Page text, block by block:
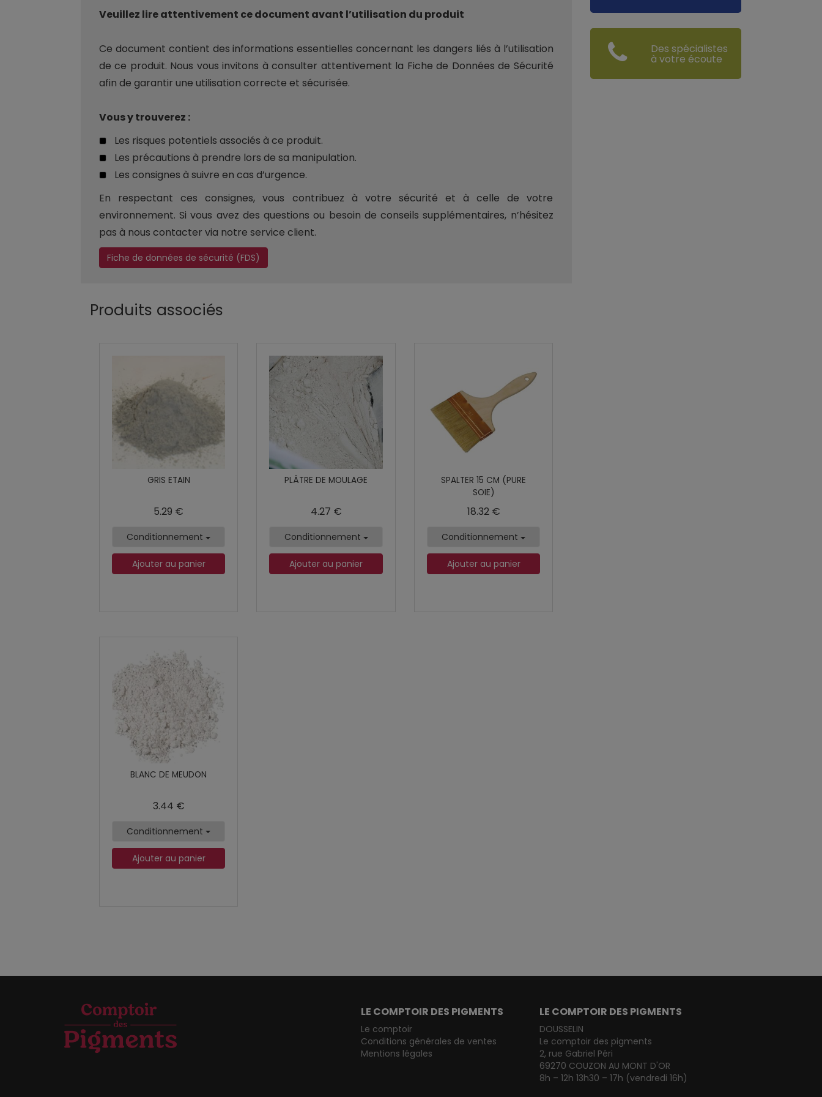
Veuillez lire attentivement ce document avant l’utilisation du produit
Ce document contient des informations essentielles concernant les dangers liés à l’utilisation
de ce produit. Nous vous invitons à consulter attentivement la Fiche de Données de Sécurité
afin de garantir une utilisation correcte et sécurisée.
Vous y trouverez :
Les risques potentiels associés à ce produit.
Les précautions à prendre lors de sa manipulation.
Les consignes à suivre en cas d’urgence.
En respectant ces consignes, vous contribuez à votre sécurité et à celle de votre
environnement. Si vous avez des questions ou besoin de conseils supplémentaires, n’hésitez
pas à nous contacter via notre service client.
Fiche de données de sécurité (FDS)
Produits associés
GRIS ETAIN
5.29 €
Conditionnement
Ajouter au panier
PLÂTRE DE MOULAGE
4.27 €
Conditionnement
Ajouter au panier
SPALTER 15 CM (PURE
SOIE)
18.32 €
Conditionnement
Ajouter au panier
BLANC DE MEUDON
3.44 €
Conditionnement
Ajouter au panier
Des spécialistes
à votre écoute
LE COMPTOIR DES PIGMENTS
Le comptoir
Conditions générales de ventes
Mentions légales
LE COMPTOIR DES PIGMENTS
DOUSSELIN
Le comptoir des pigments
2, rue Gabriel Péri
69270 COUZON AU MONT D'OR
8h – 12h 13h30 – 17h (vendredi 16h)